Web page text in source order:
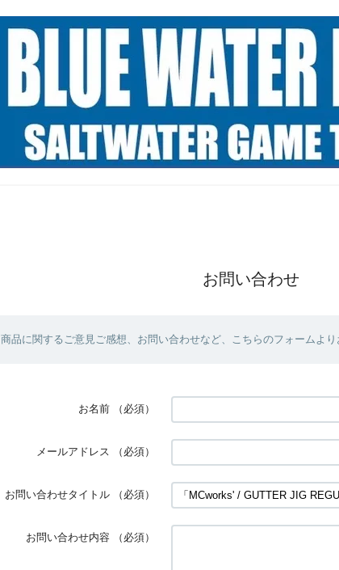
お問い合わせ
商品に関するご意見ご感想、お問い合わせなど、こちらのフォームより
お名前 （必須）
メールアドレス （必須）
お問い合わせタイトル （必須）
お問い合わせ内容 （必須）